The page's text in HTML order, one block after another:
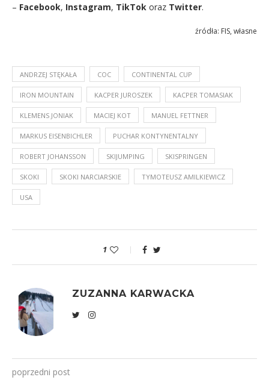
– Facebook, Instagram, TikTok oraz Twitter.
źródła: FIS, własne
ANDRZEJ STĘKAŁA COC CONTINENTAL CUP
IRON MOUNTAIN KACPER JUROSZEK KACPER TOMASIAK
KLEMENS JONIAK MACIEJ KOT MANUEL FETTNER
MARKUS EISENBICHLER PUCHAR KONTYNENTALNY
ROBERT JOHANSSON SKIJUMPING SKISPRINGEN
SKOKI SKOKI NARCIARSKIE TYMOTEUSZ AMILKIEWICZ
USA
1
ZUZANNA KARWACKA
poprzedni post